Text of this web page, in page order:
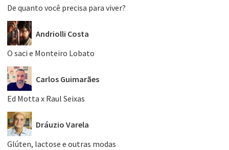
De quanto você precisa para viver?
Andriolli Costa
O saci e Monteiro Lobato
Carlos Guimarães
Ed Motta x Raul Seixas
Dráuzio Varela
Glúten, lactose e outras modas